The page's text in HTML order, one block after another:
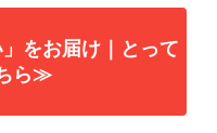
をお届け｜とって
ら≫